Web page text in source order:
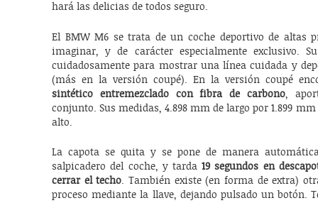
hará las delicias de todos seguro.
El BMW M6 se trata de un coche deportivo de altas
imaginar, y de carácter especialmente exclusivo.
cuidadosamente para mostrar una línea cuidada y
(más en la versión coupé). En la versión coupé
sintético entremezclado con fibra de carbono,
conjunto. Sus medidas, 4.898 mm de largo por 1.899
alto.
La capota se quita y se pone de manera
salpicadero del coche, y tarda19 segundos en
cerrar el techo. También existe (en forma de extra)
proceso mediante la llave, dejando pulsado un botón.